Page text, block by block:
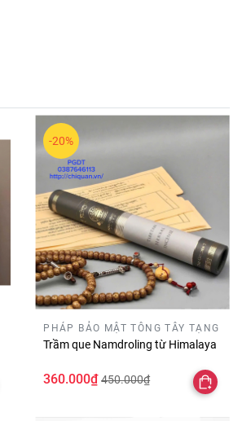
-20%
PHÁP BẢO MẬT TÔNG TÂY TẠNG
Trầm que Namdroling từ Himalaya
360.000₫ 450.000₫